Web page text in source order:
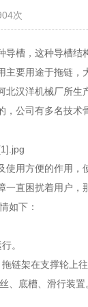
次
槽，这种导槽结
要用途于拖链，
汉洋机械厂所生
公司有多名技术
用方便的作用，
直困扰着用户，
如下：
。
链架在支撑轮上往
、底槽、滑行装